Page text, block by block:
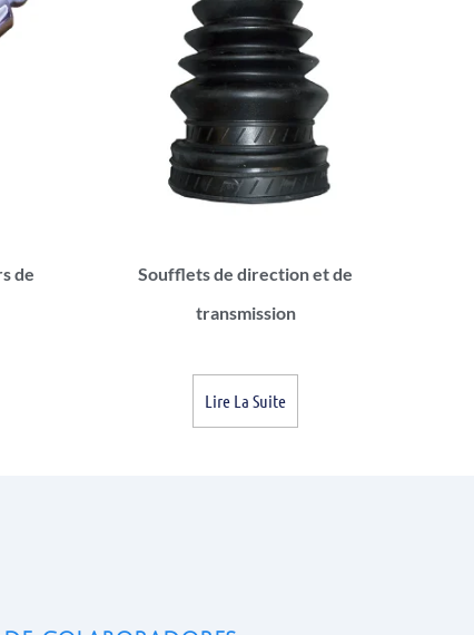
de
Soufflets de direction et de
transmission
Lire La Suite